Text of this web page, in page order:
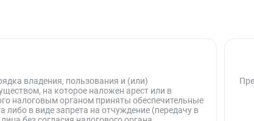
владения, пользования и (или)
на которое наложен арест или в
налоговым органом приняты обеспечительные
либо в виде запрета на отчуждение (передачу в